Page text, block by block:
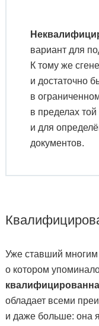
вариант для
К тому же
и достаточно
в
в пределах
и для
документов.
Уже ставший
о котором
обладает всеми
и даже больше: она